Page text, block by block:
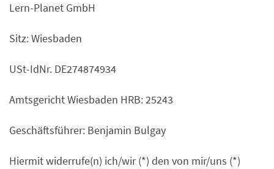
Lern-Planet GmbH
Sitz: Wiesbaden
USt-IdNr. DE274874934
Amtsgericht Wiesbaden HRB: 25243
Geschäftsführer: Benjamin Bulgay
Hiermit widerrufe(n) ich/wir (*) den von mir/uns (*)